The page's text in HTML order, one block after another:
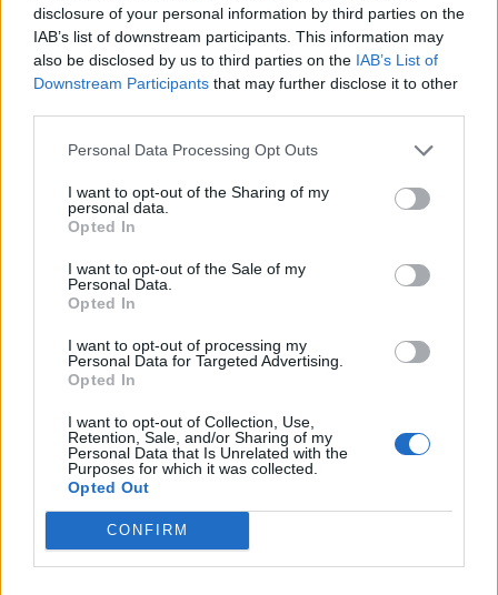
disclosure of your personal information by third parties on the
IAB’s list of downstream participants. This information may
also be disclosed by us to third parties on the IAB’s List of
Downstream Participants that may further disclose it to other
Personal Data Processing Opt Outs
I want to opt-out of the Sharing of my
personal data.
Opted In
I want to opt-out of the Sale of my
Personal Data.
Opted In
I want to opt-out of processing my
Personal Data for Targeted Advertising.
Opted In
I want to opt-out of Collection, Use,
Retention, Sale, and/or Sharing of my
Personal Data that Is Unrelated with the
Purposes for which it was collected.
Opted Out
CONFIRM
ΡΟΗ ΕΙΔΗΣΕΩΝ
Χρηματιστήριο: Πτώση κατά 0,59%, στα 320,42
εκατ. ευρώ ο τζίρος
06/08/2026 - 18:10 ΟΙΚΟΝΟΜΙΑ
ΟΠΕΚΑ: Αύριο η δεύτερη πληρωμή των δικαιούχων
του Λογαριασμού Αγροτικής Εστίας
06/08/2026 - 17:40 ΟΙΚΟΝΟΜΙΑ
Κυβερνητική Επιτροπή Βιομηχανίας- Κ. Μητσοτάκης: